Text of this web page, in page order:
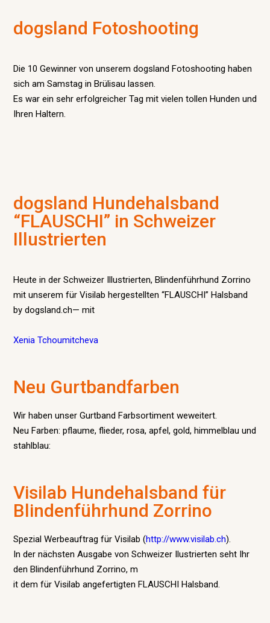
dogsland Fotoshooting
Die 10 Gewinner von unserem dogsland Fotoshooting haben
sich am Samstag in Brülisau lassen.
Es war ein sehr erfolgreicher Tag mit vielen tollen Hunden und
Ihren Haltern.
dogsland Hundehalsband
“FLAUSCHI” in Schweizer
Illustrierten
Heute in der Schweizer Illustrierten, Blindenführhund Zorrino
mit unserem für Visilab hergestellten “FLAUSCHI” Halsband
by dogsland.ch— mit
Xenia Tchoumitcheva
Neu Gurtbandfarben
Wir haben unser Gurtband Farbsortiment weweitert.
Neu Farben: pflaume, flieder, rosa, apfel, gold, himmelblau und
stahlblau:
Visilab Hundehalsband für
Blindenführhund Zorrino
Spezial Werbeauftrag für Visilab (http://www.visilab.ch).
In der nächsten Ausgabe von Schweizer Ilustrierten seht Ihr
den Blindenführhund Zorrino, m
it dem für Visilab angefertigten FLAUSCHI Halsband.